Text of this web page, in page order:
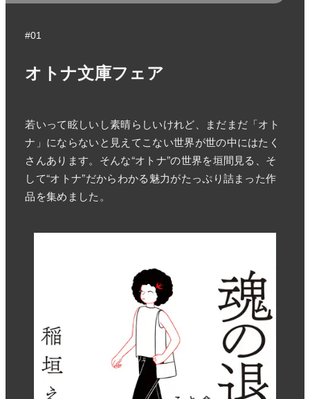
#01
オトナ文庫フェア
若いって眩しいし素晴らしいけれど、まだまだ「オト
ナ」にならないと見えてこない世界が世の中にはたく
さんあります。そんな“オトナ”の世界を垣間見る、そ
して“オトナ”だからわかる魅力がたっぷり詰まった作
品を集めました。